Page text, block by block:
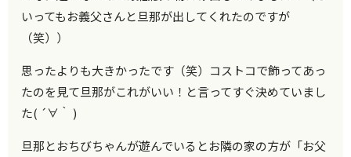
いってもお義父さんと旦那が出してくれたのですが
（笑））
思ったよりも大きかったです（笑）コストコで飾ってあっ
たのを見て旦那がこれがいい！と言ってすぐ決めていまし
た( ´∀｀ )
旦那とおちびちゃんが遊んでいるとお隣の家の方が「お父